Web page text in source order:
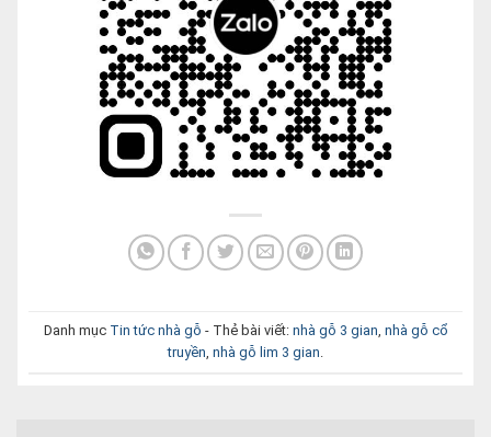
Danh mục Tin tức nhà gỗ - Thẻ bài viết: nhà gỗ 3 gian nhà gỗ cổ
truyền nhà gỗ lim 3 gian